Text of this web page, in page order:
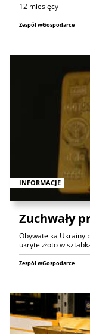
12 miesięcy
Zespół wGospodarce
INFORMACJE
Zuchwały
Obywatelka Ukrainy
ukryte złoto w
Zespół wGospodarce